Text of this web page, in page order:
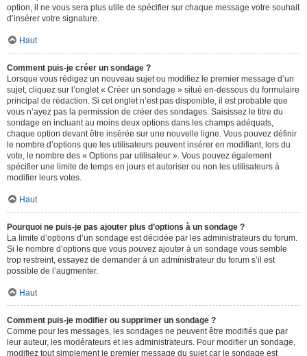
option, il ne vous sera plus utile de spécifier sur chaque message votre souhait
d’insérer votre signature.
Haut
Comment puis-je créer un sondage ?
Lorsque vous rédigez un nouveau sujet ou modifiez le premier message d’un
sujet, cliquez sur l’onglet « Créer un sondage » situé en-dessous du formulaire
principal de rédaction. Si cet onglet n’est pas disponible, il est probable que
vous n’ayez pas la permission de créer des sondages. Saisissez le titre du
sondage en incluant au moins deux options dans les champs adéquats,
chaque option devant être insérée sur une nouvelle ligne. Vous pouvez définir
le nombre d’options que les utilisateurs peuvent insérer en modifiant, lors du
vote, le nombre des « Options par utilisateur ». Vous pouvez également
spécifier une limite de temps en jours et autoriser ou non les utilisateurs à
modifier leurs votes.
Haut
Pourquoi ne puis-je pas ajouter plus d’options à un sondage ?
La limite d’options d’un sondage est décidée par les administrateurs du forum.
Si le nombre d’options que vous pouvez ajouter à un sondage vous semble
trop restreint, essayez de demander à un administrateur du forum s’il est
possible de l’augmenter.
Haut
Comment puis-je modifier ou supprimer un sondage ?
Comme pour les messages, les sondages ne peuvent être modifiés que par
leur auteur, les modérateurs et les administrateurs. Pour modifier un sondage,
modifiez tout simplement le premier message du sujet car le sondage est